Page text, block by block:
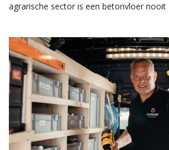
agrarische sector is een betonvloer nooit